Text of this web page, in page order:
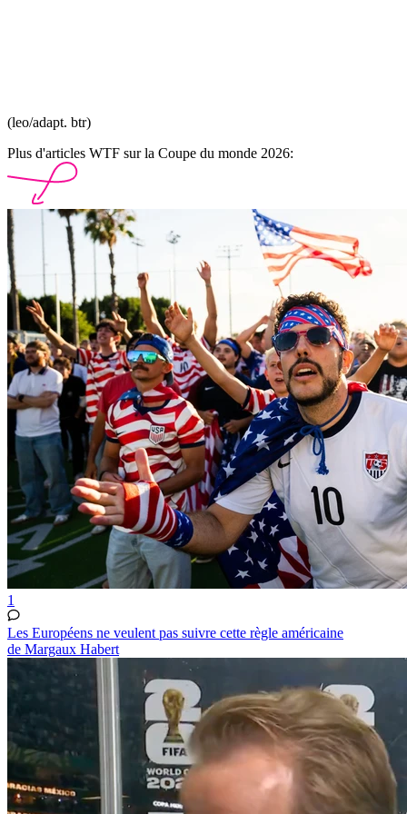
(leo/adapt. btr)
Plus d'articles WTF sur la Coupe du monde 2026:
1
Les Européens ne veulent pas suivre cette règle américaine
de Margaux Habert